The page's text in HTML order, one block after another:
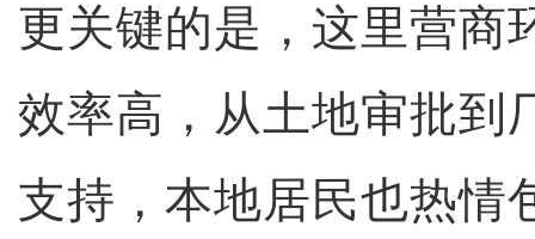
更关键的是，这里营商
效率高，从土地审批到
支持，本地居民也热情